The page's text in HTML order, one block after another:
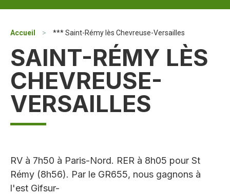
Accueil > *** Saint-Rémy lès Chevreuse-Versailles
SAINT-RÉMY LÈS
CHEVREUSE-
VERSAILLES
RV à 7h50 à Paris-Nord. RER à 8h05 pour St
Rémy (8h56). Par le GR655, nous gagnons à
l'est Gifsur-